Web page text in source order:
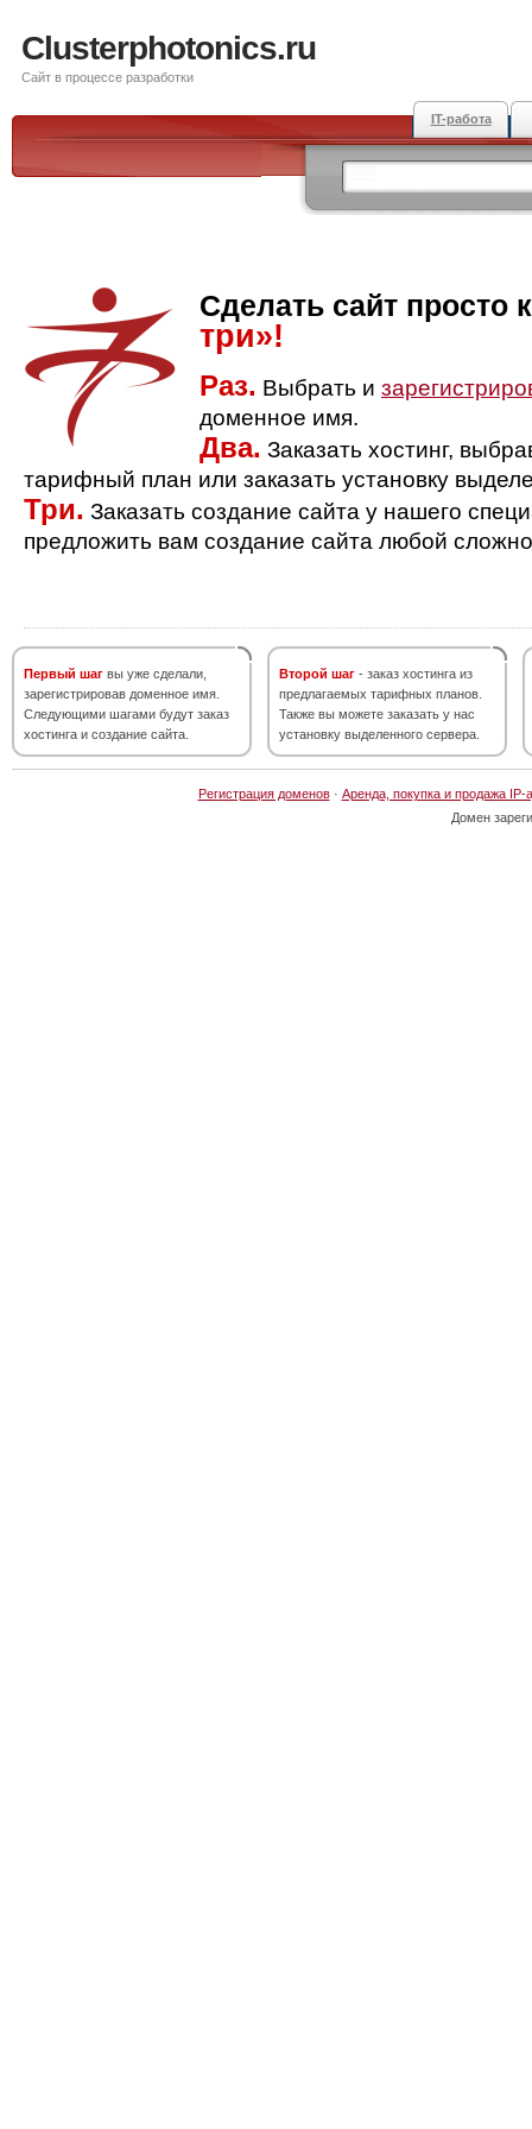
Clusterphotonics.ru
Сайт в процессе разработки
IT-работа
Сделать сайт просто
три»!
Раз. Выбрать и
доменное имя.
Два. Заказать хостинг,
тарифный план или заказать установку
Три. Заказать создание сайта у нашего
предложить вам создание сайта любой
Первый шаг вы уже сделали,
зарегистрировав доменное имя.
Следующими шагами будут заказ
хостинга и создание сайта.
Второй шаг - заказ хостинга из
предлагаемых тарифных планов.
Также вы можете заказать у нас
установку выделенного сервера.
Регистрация доменов· Аренда, покупка и продажа IP-
Домен